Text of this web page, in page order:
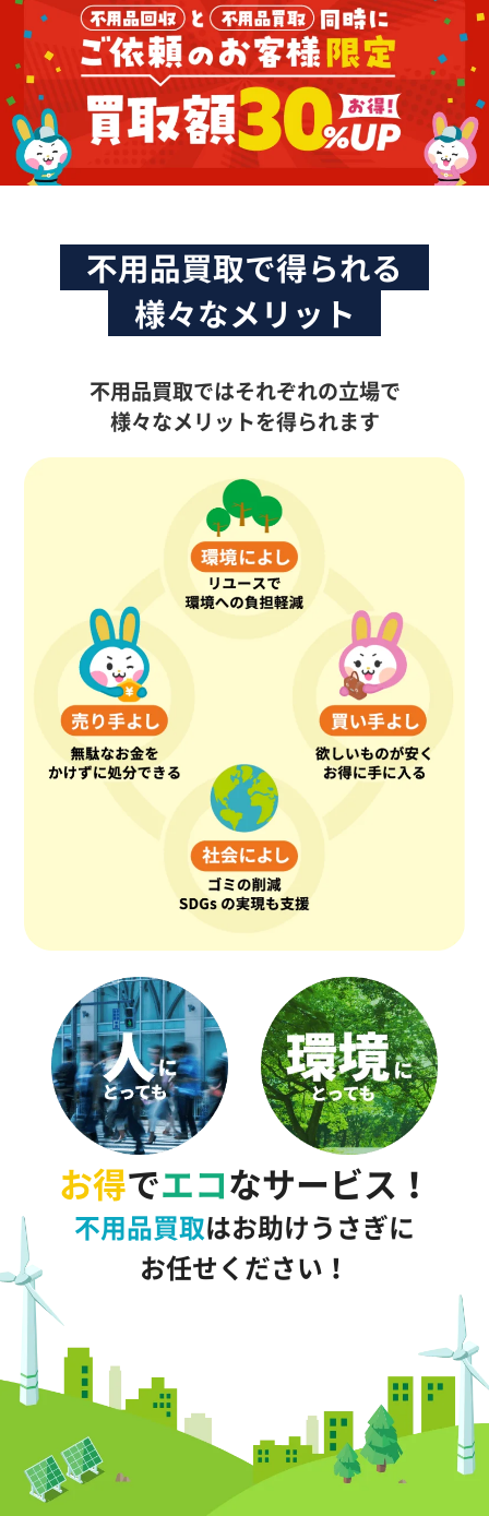
不用品買取で得られる
様々なメリット
不用品買取ではそれぞれの立場で
様々なメリットを得られます
お得でエコなサービス！
不用品買取はお助けうさぎに
お任せください！